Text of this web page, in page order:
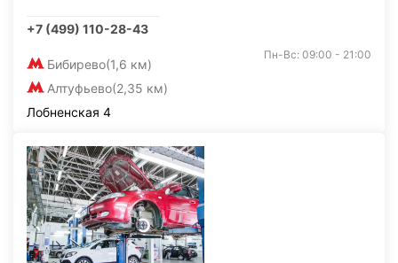
+7 (499) 110-28-43
Бибирево(1,6 км)
Алтуфьево(2,35 км)
Пн-Вс: 09:00 - 21:00
Лобненская 4